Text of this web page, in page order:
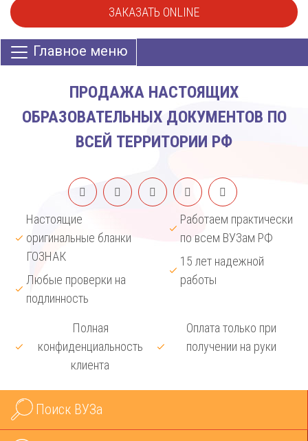
ЗАКАЗАТЬ ONLINE
Главное меню
ПРОДАЖА НАСТОЯЩИХ
ОБРАЗОВАТЕЛЬНЫХ ДОКУМЕНТОВ ПО
ВСЕЙ ТЕРРИТОРИИ РФ
Настоящие
оригинальные бланки
ГОЗНАК
Любые проверки на
подлинность
Работаем практически
по всем ВУЗам РФ
15 лет надежной
работы
Полная
конфиденциальность
клиента
Оплата только при
получении на руки
Поиск ВУЗа